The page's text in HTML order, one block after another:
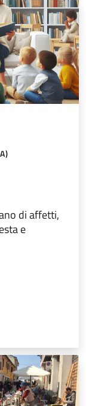
di affetti,
e